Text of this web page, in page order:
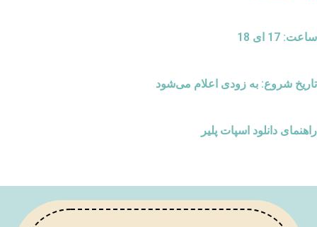
ساعت: 17 ای 18
تاریخ شروع: به زودی اعلام می‌شود
راهنمای دانلود اسپات پلیر
ویژه کودکان 8 تا 15 سال